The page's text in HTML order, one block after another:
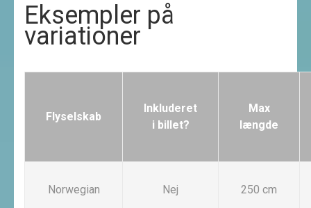
Eksempler på
variationer
Flyselskab
Inkluderet
i billet?
Max
længde
Norwegian Nej 250 cm